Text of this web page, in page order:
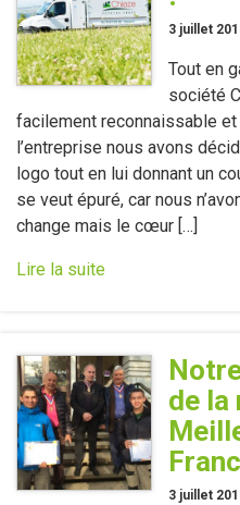
3 juillet
Tout en
société
facilement reconnaissable
l’entreprise nous avons
logo tout en lui donnant un
se veut épuré, car nous
change mais le cœur […]
Lire la suite
de la
3 juillet